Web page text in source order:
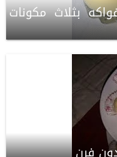
بثلاث مكونات
فرن